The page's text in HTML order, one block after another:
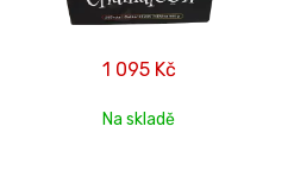
1 095 Kč
Na skladě